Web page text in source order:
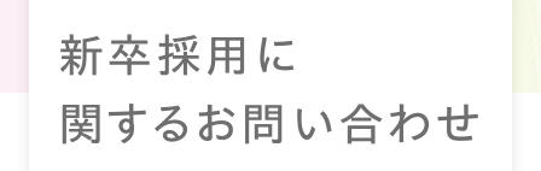
新卒採用に
関するお問い合わせ